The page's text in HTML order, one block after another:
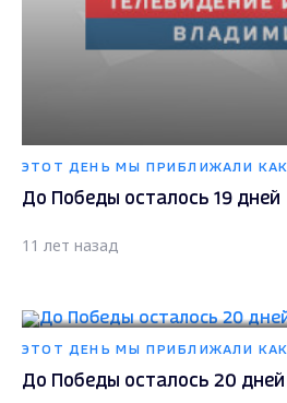
ЭТОТ ДЕНЬ МЫ ПРИБЛИЖАЛИ КАК
До Победы осталось 19 дней
11 лет назад
ЭТОТ ДЕНЬ МЫ ПРИБЛИЖАЛИ КАК
До Победы осталось 20 дней